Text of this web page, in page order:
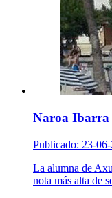
Naroa Ibarra
Publicado: 23-
La alumna de
nota más alta de